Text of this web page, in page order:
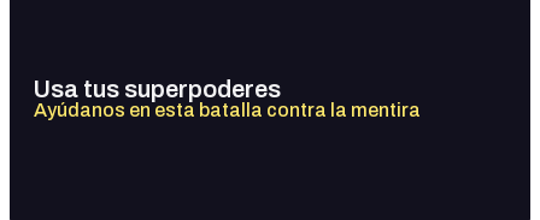
Usa tus superpoderes
Ayúdanos en esta batalla contra la mentira